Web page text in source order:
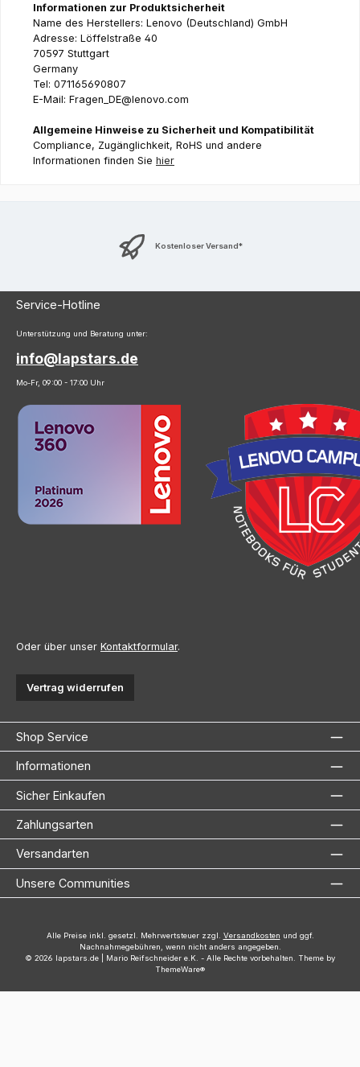
Informationen zur Produktsicherheit
Name des Herstellers: Lenovo (Deutschland) GmbH
Adresse: Löffelstraße 40
70597 Stuttgart
Germany
Tel: 071165690807
E-Mail: Fragen_DE@lenovo.com
Allgemeine Hinweise zu Sicherheit und Kompatibilität
Compliance, Zugänglichkeit, RoHS und andere
Informationen finden Sie hier
Kostenloser Versand*
Service-Hotline
Unterstützung und Beratung unter:
info@lapstars.de
Mo-Fr, 09:00 - 17:00 Uhr
Oder über unser Kontaktformular.
Vertrag widerrufen
Shop Service
Informationen
Sicher Einkaufen
Zahlungsarten
Versandarten
Unsere Communities
Alle Preise inkl. gesetzl. Mehrwertsteuer zzgl. Versandkosten und ggf.
Nachnahmegebühren, wenn nicht anders angegeben.
© 2026 lapstars.de | Mario Reifschneider e.K. - Alle Rechte vorbehalten. Theme by
ThemeWare®